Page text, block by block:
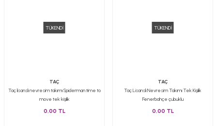
TÜKENDİ
TAÇ
Taç lisanslı nevresim takımı Spiderman time to
move tek kişilik
0,00 TL
TÜKENDİ
TAÇ
Taç Lisanslı Nevresim Takımı Tek Kişilik
Fenerbahçe çubuklu
0,00 TL